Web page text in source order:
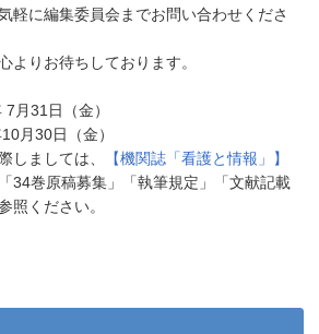
軽に編集委員会までお問い合わせくださ
よりお待ちしております。
月31日（金）
月30日（金）
しましては、
【機関誌「看護と情報」】
34巻原稿募集」「執筆規定」「文献記載
照ください。